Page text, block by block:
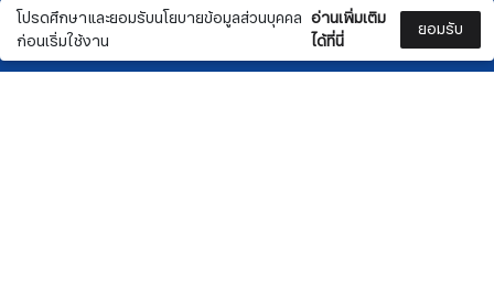
โปรดศึกษาและยอมรับนโยบายข้อมูลส่วนบุคคล
ก่อนเริ่มใช้งาน
อ่านเพิ่มเติม
ได้ที่นี่
ยอมรับ
LEGAL